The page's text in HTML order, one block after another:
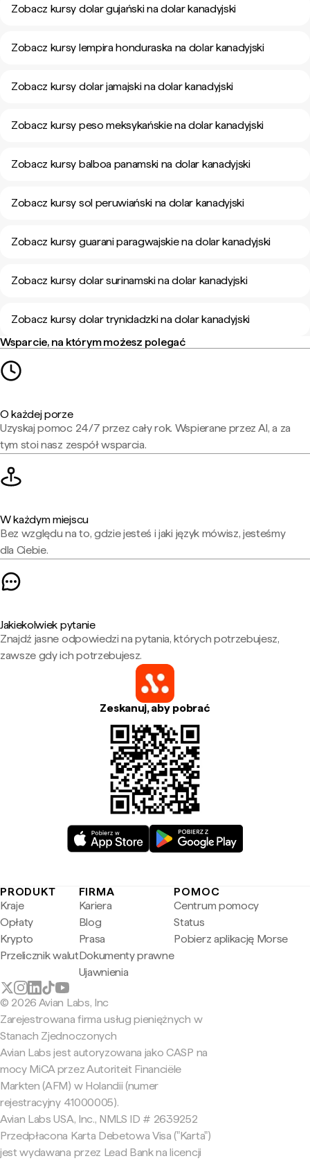
Zobacz kursy dolar gujański na dolar kanadyjski
Zobacz kursy lempira honduraska na dolar kanadyjski
Zobacz kursy dolar jamajski na dolar kanadyjski
Zobacz kursy peso meksykańskie na dolar kanadyjski
Zobacz kursy balboa panamski na dolar kanadyjski
Zobacz kursy sol peruwiański na dolar kanadyjski
Zobacz kursy guarani paragwajskie na dolar kanadyjski
Zobacz kursy dolar surinamski na dolar kanadyjski
Zobacz kursy dolar trynidadzki na dolar kanadyjski
Wsparcie, na którym możesz polegać
O każdej porze
Uzyskaj pomoc 24/7 przez cały rok. Wspierane przez AI, a za
tym stoi nasz zespół wsparcia.
W każdym miejscu
Bez względu na to, gdzie jesteś i jaki język mówisz, jesteśmy
dla Ciebie.
Jakiekolwiek pytanie
Znajdź jasne odpowiedzi na pytania, których potrzebujesz,
zawsze gdy ich potrzebujesz.
Zeskanuj, aby pobrać
PRODUKT
Kraje
Opłaty
Krypto
Przelicznik walut
FIRMA
Kariera
Blog
Prasa
Dokumenty prawne
Ujawnienia
POMOC
Centrum pomocy
Status
Pobierz aplikację Morse
© 2026 Avian Labs, Inc
Zarejestrowana firma usług pieniężnych w
Stanach Zjednoczonych
Avian Labs jest autoryzowana jako CASP na
mocy MiCA przez Autoriteit Financiële
Markten (AFM) w Holandii (numer
rejestracyjny 41000005).
Avian Labs USA, Inc., NMLS ID # 2639252
Przedpłacona Karta Debetowa Visa ("Karta")
jest wydawana przez Lead Bank na licencji